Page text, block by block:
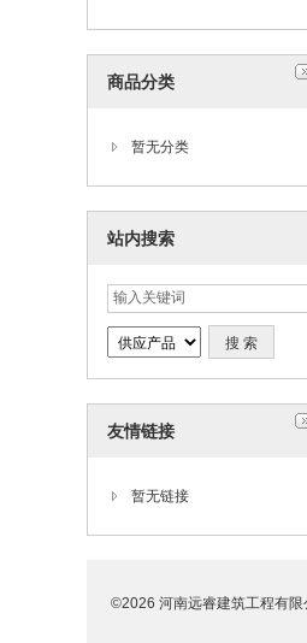
商品分类
暂无分类
站内搜索
友情链接
暂无链接
©2026 河南远睿建筑工程有